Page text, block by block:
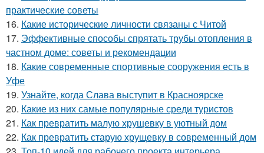
практические советы
16. Какие исторические личности связаны с Читой
17. Эффективные способы спрятать трубы отопления в
частном доме: советы и рекомендации
18. Какие современные спортивные сооружения есть в
Уфе
19. Узнайте, когда Слава выступит в Красноярске
20. Какие из них самые популярные среди туристов
21. Как превратить малую хрущевку в уютный дом
22. Как превратить старую хрущевку в современный дом